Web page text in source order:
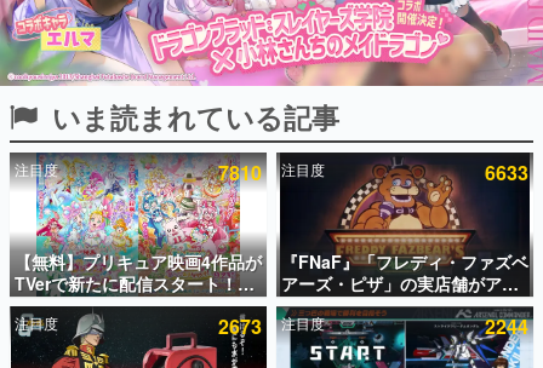
ピックアップ
電ファミのいま読まれている記事ランキング
アプリセール情報
インタビュー
連載・特集一覧
いま読まれている記事
注目度 7810
【無料】プリキュア映画4作品が
TVerで新たに配信スタート！な
んと2018年～2024年の映画ほぼ
すべてが見放題に、ぶっちゃけ
ありえないラインナップ
注目度 6633
『FNaF』「フレディ・ファズベ
アーズ・ピザ」の実店舗がアメ
リカの商業施設「American
Dream」に2027年オープン！
ScottGamesとの共同開発、食
注目度 2673 注目度 2244